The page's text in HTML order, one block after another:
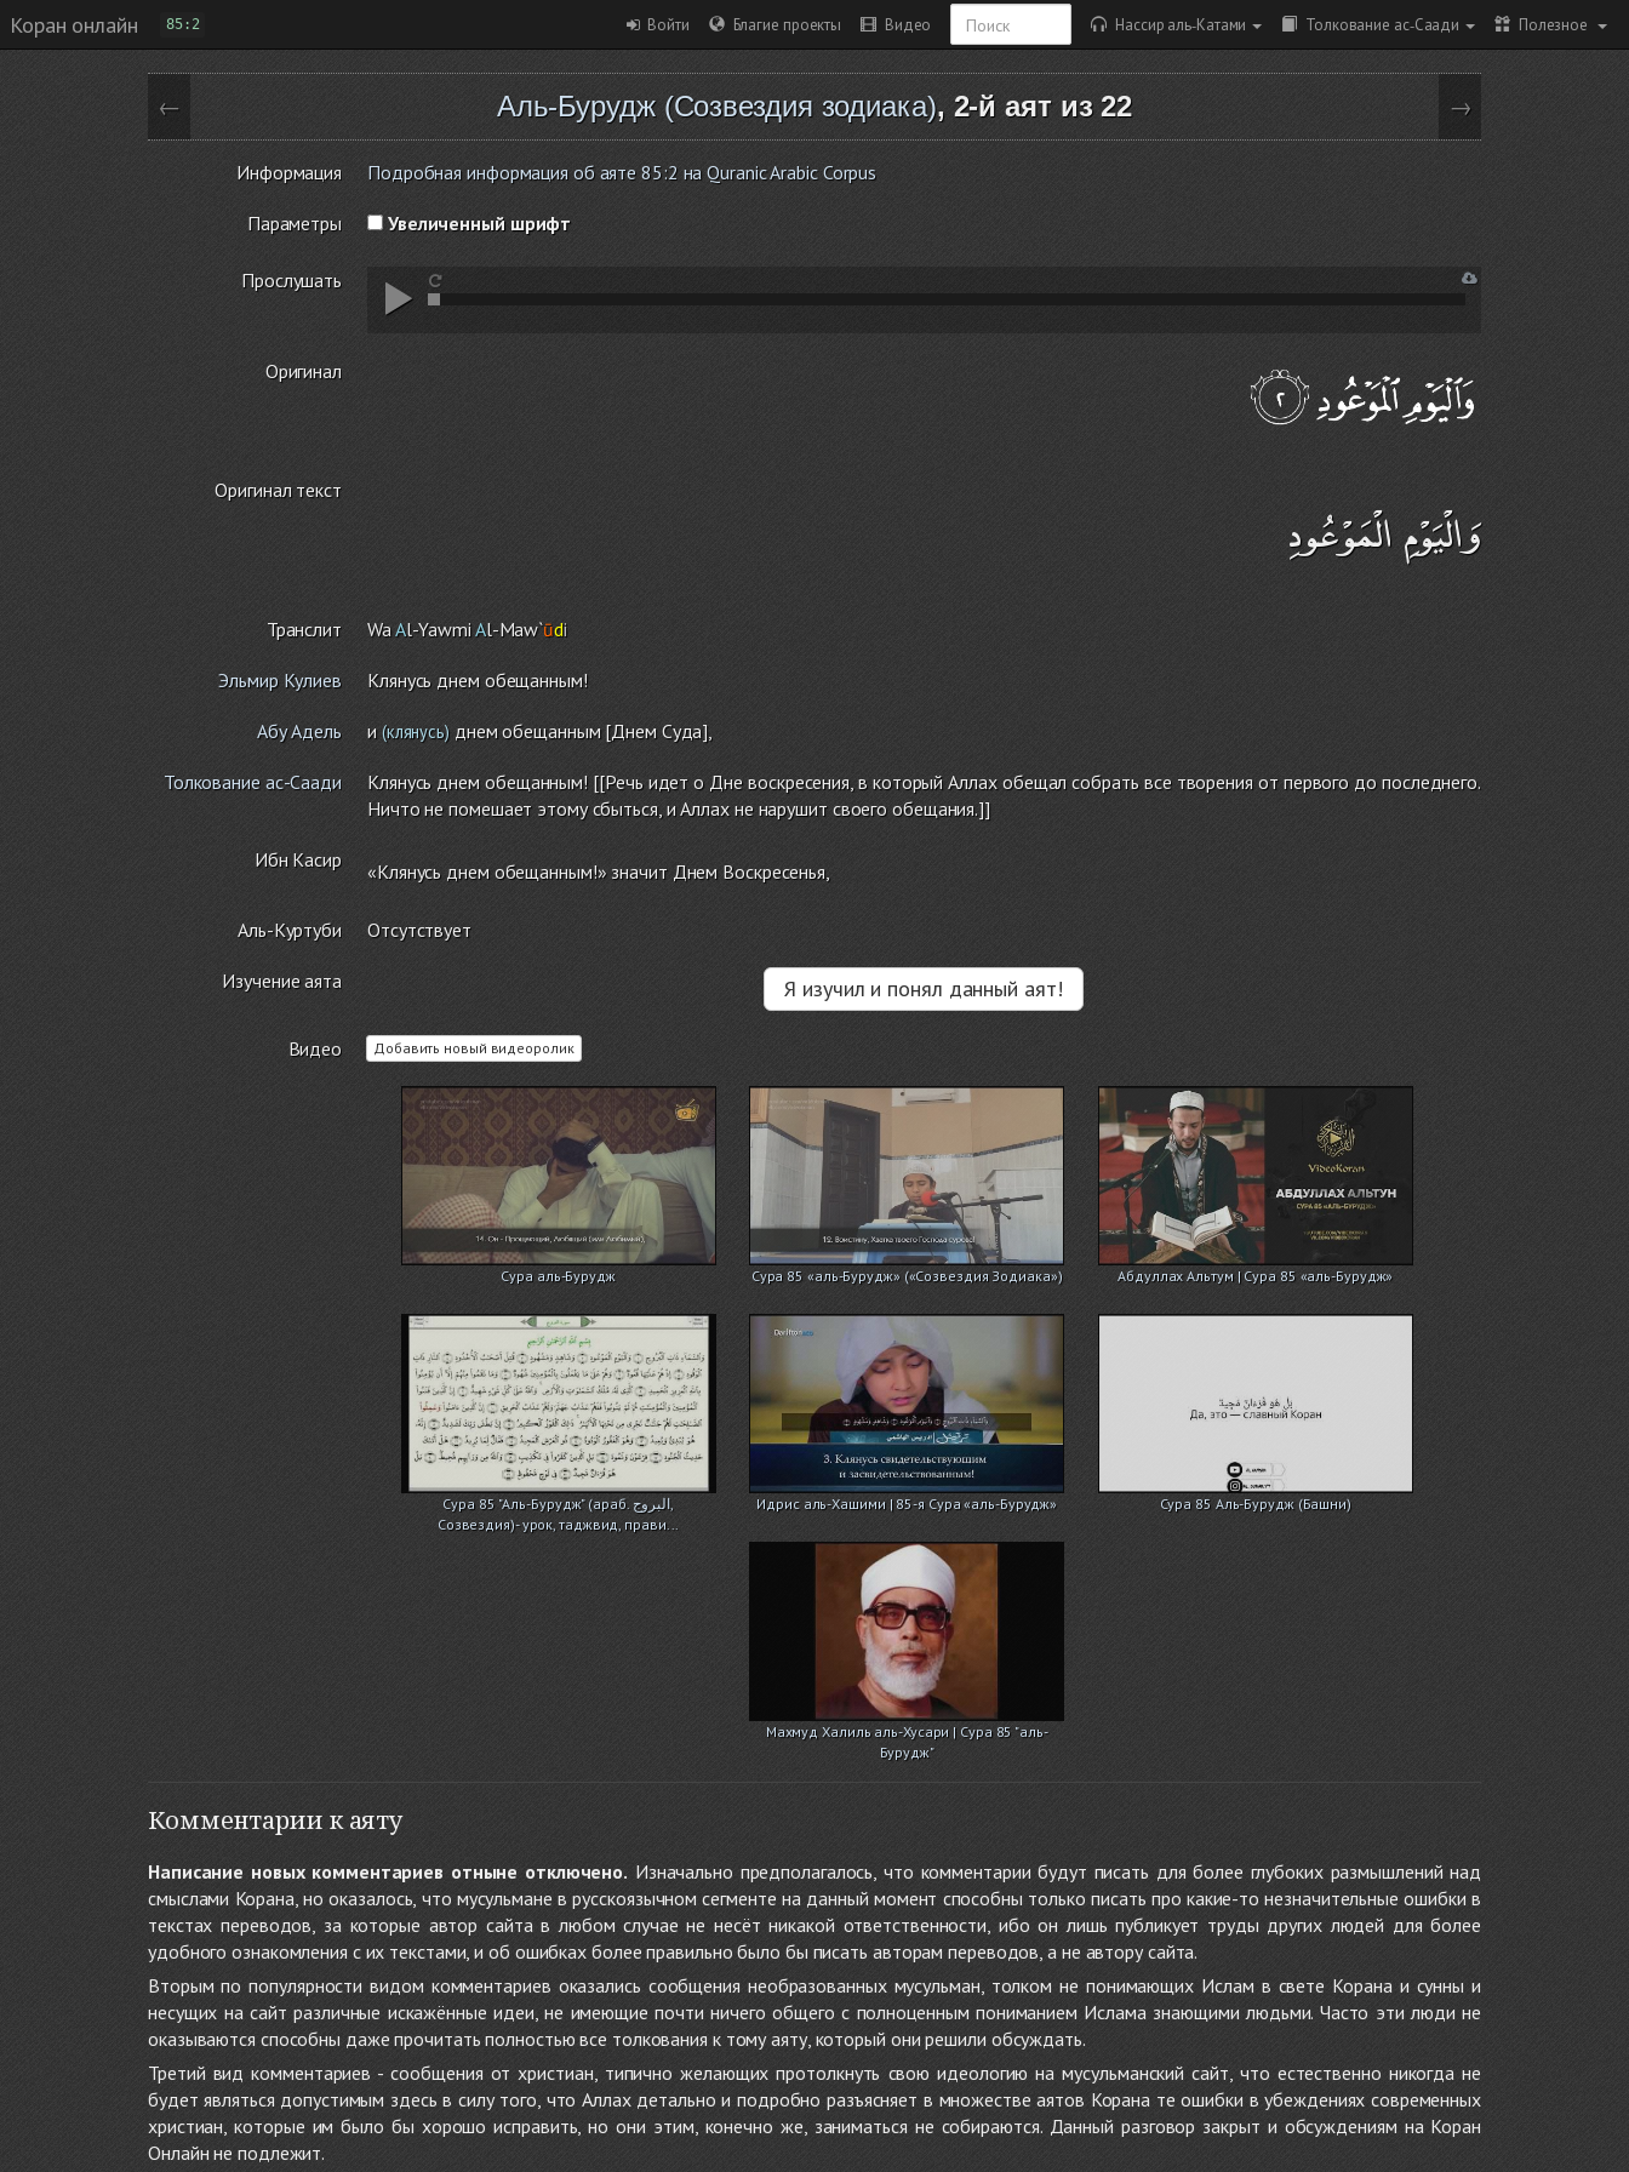
Коран онлайн 85:2 Войти Благие проекты Видео Нассир аль-Катами Толкование ас-Саади Полезное
← Аль-Бурудж (Созвездия зодиака), 2-й аят из 22 →
Информация Подробная информация об аяте 85:2 на Quranic Arabic Corpus
Параметры Увеличенный шрифт
Прослушать
Оригинал
Оригинал текст
وَالْيَوْمِ الْمَوْعُودِ
Транслит WaAl-YawmiAl-Maw`ūdi
Эльмир Кулиев Клянусь днем обещанным!
Абу Адель и(клянусь)днем обещанным [Днем Суда],
Толкование ас-Саади
Клянусь днем обещанным! [[Речь идет о Дне воскресения, в который Аллах обещал собрать все творения от первого до последнего.
Ничто не помешает этому сбыться, и Аллах не нарушит своего обещания.]]
Ибн Касир «Клянусь днем обещанным!» значит Днем Воскресенья,
Аль-Куртуби Отсутствует
Изучение аята Я изучил и понял данный аят!
Видео Добавить новый видеоролик
Сура аль-Бурудж Сура 85 «аль-Бурудж» («Созвездия Зодиака») Абдуллах Альтум | Сура 85 «аль-Бурудж»
Сура 85 "Аль-Бурудж" (араб. البروج‎‎,
Созвездия)- урок, таджвид, прави...
Идрис аль-Хашими | 85-я Сура «аль-Бурудж» Сура 85 Аль-Бурудж (Башни)
Махмуд Халиль аль-Хусари | Сура 85 "аль-
Бурудж"
Комментарии к аяту
Написание новых комментариев отныне отключено. Изначально предполагалось, что комментарии будут писать для более глубоких размышлений над
смыслами Корана, но оказалось, что мусульмане в русскоязычном сегменте на данный момент способны только писать про какие-то незначительные ошибки в
текстах переводов, за которые автор сайта в любом случае не несёт никакой ответственности, ибо он лишь публикует труды других людей для более
удобного ознакомления с их текстами, и об ошибках более правильно было бы писать авторам переводов, а не автору сайта.
Вторым по популярности видом комментариев оказались сообщения необразованных мусульман, толком не понимающих Ислам в свете Корана и сунны и
несущих на сайт различные искажённые идеи, не имеющие почти ничего общего с полноценным пониманием Ислама знающими людьми. Часто эти люди не
оказываются способны даже прочитать полностью все толкования к тому аяту, который они решили обсуждать.
Третий вид комментариев - сообщения от христиан, типично желающих протолкнуть свою идеологию на мусульманский сайт, что естественно никогда не
будет являться допустимым здесь в силу того, что Аллах детально и подробно разъясняет в множестве аятов Корана те ошибки в убеждениях современных
христиан, которые им было бы хорошо исправить, но они этим, конечно же, заниматься не собираются. Данный разговор закрыт и обсуждениям на Коран
Онлайн не подлежит.